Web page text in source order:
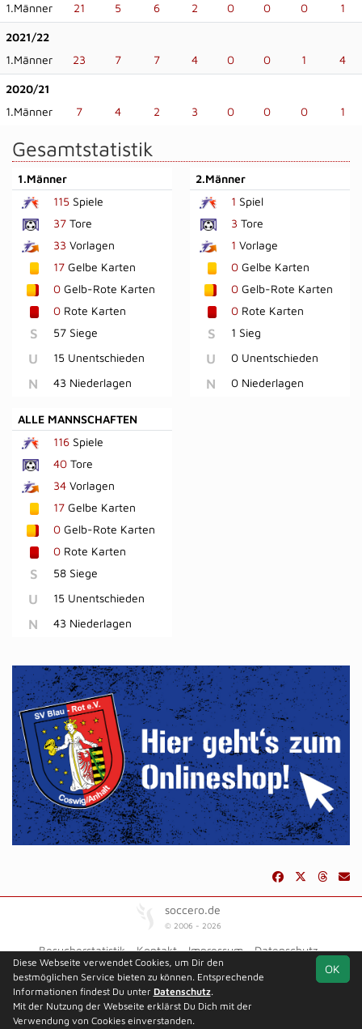
Team Landesklasse 6
1.Männer
21 5 6 2 0 0 0 1
2021/22
1.Männer
23 7 7 4 0 0 1 4
2020/21
1.Männer
7 4 2 3 0 0 0 1
Gesamtstatistik
1.Männer
115 Spiele
37 Tore
33 Vorlagen
17 Gelbe Karten
0 Gelb-Rote Karten
0 Rote Karten
S 57 Siege
U 15 Unentschieden
N 43 Niederlagen
2.Männer
1 Spiel
3 Tore
1 Vorlage
0Gelbe Karten
0Gelb-Rote Karten
0Rote Karten
S 1 Sieg
U 0 Unentschieden
N 0 Niederlagen
ALLE MANNSCHAFTEN
116 Spiele
40 Tore
34 Vorlagen
17 Gelbe Karten
0 Gelb-Rote Karten
0 Rote Karten
S 58 Siege
U 15 Unentschieden
N 43 Niederlagen
soccero.de
© 2006 - 2026
Besucherstatistik Kontakt Impressum
Datenschutz
OK
Diese Webseite verwendet Cookies, um Dir den
bestmöglichen Service bieten zu können. Entsprechende
Informationen findest Du unter Datenschutz.
Mit der Nutzung der Webseite erklärst Du Dich mit der
Verwendung von Cookies einverstanden.